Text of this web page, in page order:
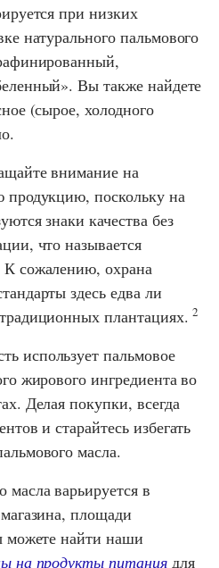
при низких
натурального пальмового
Вы также найдете
(сырое, холодного
внимание на
продукцию, поскольку на
знаки качества без
что называется
сожалению, охрана
здесь едва ли
плантациях.2
использует пальмовое
жирового ингредиента во
Делая покупки, всегда
и старайтесь избегать
масла.
масла варьируется в
площади
найти наши
на продукты питаниядля